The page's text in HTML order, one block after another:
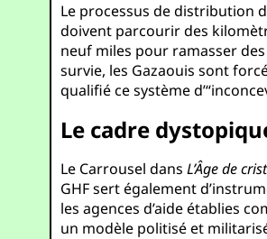
Le processus de distribution
doivent parcourir des
neuf miles pour ramasser
survie, les Gazaouis sont
qualifié ce système
Le cadre
Le Carrousel dansL’Âge de
GHF sert également
les agences d’aide établies
un modèle politisé et